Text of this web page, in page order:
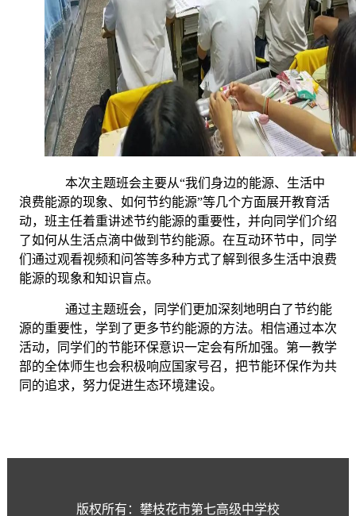
本次主题班会主要从“我们身边的能源、生活中
浪费能源的现象、如何节约能源”等几个方面展开教育活
动，班主任着重讲述节约能源的重要性，并向同学们介绍
了如何从生活点滴中做到节约能源。在互动环节中，同学
们通过观看视频和问答等多种方式了解到很多生活中浪费
能源的现象和知识盲点。
通过主题班会，同学们更加深刻地明白了节约能
源的重要性，学到了更多节约能源的方法。相信通过本次
活动，同学们的节能环保意识一定会有所加强。第一教学
部的全体师生也会积极响应国家号召，把节能环保作为共
同的追求，努力促进生态环境建设。
版权所有：攀枝花市第七高级中学校